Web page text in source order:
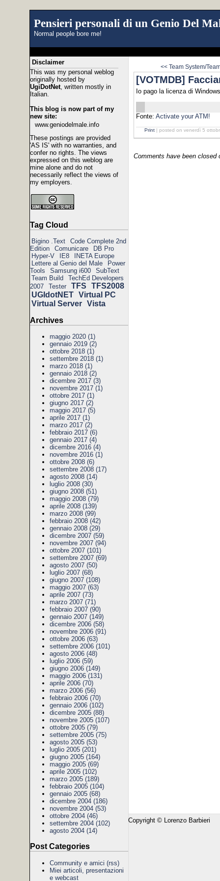
Pensieri personali di un Genio Del
Normal people bore me!
Disclaimer
This was my personal weblog
originally hosted by
UgiDotNet, written mostly in
Italian.
This blog is now part of my
new site:
www.geniodelmale.info
These postings are provided
'AS IS' with no warranties, and
confer no rights. The views
expressed on this weblog are
mine alone and do not
necessarily reflect the views of
my employers.
Tag Cloud
Bigino .Text
Code Complete 2nd
Edition
Comunicare
DB Pro
Hyper-V
IE8
INETA Europe
Lettere al Genio del Male
Power
Tools
Samsung i600
SubText
Team Build
TechEd Developers
2007
Tester TFS
TFS2008
UGIdotNET Virtual PC
Virtual Server Vista
Archives
maggio 2020 (1)
gennaio 2019 (2)
ottobre 2018 (1)
settembre 2018 (1)
marzo 2018 (1)
gennaio 2018 (2)
dicembre 2017 (3)
novembre 2017 (1)
ottobre 2017 (1)
giugno 2017 (2)
maggio 2017 (5)
aprile 2017 (1)
marzo 2017 (2)
febbraio 2017 (6)
gennaio 2017 (4)
dicembre 2016 (4)
novembre 2016 (1)
ottobre 2008 (6)
settembre 2008 (17)
agosto 2008 (14)
luglio 2008 (30)
giugno 2008 (51)
maggio 2008 (79)
aprile 2008 (139)
marzo 2008 (99)
febbraio 2008 (42)
gennaio 2008 (29)
dicembre 2007 (59)
novembre 2007 (94)
ottobre 2007 (101)
settembre 2007 (69)
agosto 2007 (50)
luglio 2007 (68)
giugno 2007 (108)
maggio 2007 (63)
aprile 2007 (73)
marzo 2007 (71)
febbraio 2007 (90)
gennaio 2007 (149)
dicembre 2006 (58)
novembre 2006 (91)
ottobre 2006 (63)
settembre 2006 (101)
agosto 2006 (48)
luglio 2006 (59)
giugno 2006 (149)
maggio 2006 (131)
aprile 2006 (70)
marzo 2006 (56)
febbraio 2006 (70)
gennaio 2006 (102)
dicembre 2005 (88)
novembre 2005 (107)
ottobre 2005 (79)
settembre 2005 (75)
agosto 2005 (53)
luglio 2005 (201)
giugno 2005 (164)
maggio 2005 (69)
aprile 2005 (102)
marzo 2005 (189)
febbraio 2005 (104)
gennaio 2005 (68)
dicembre 2004 (186)
novembre 2004 (53)
ottobre 2004 (46)
settembre 2004 (102)
agosto 2004 (14)
Post Categories
Community e amici (rss)
Miei articoli, presentazioni
e webcast
<< Team System/
[VOTMDB]
Io pago la licenza di
Fonte: Activate your ATM!
Print | posted on venerdì 5
Comments have been closed
Copyright © Lorenzo Barbieri